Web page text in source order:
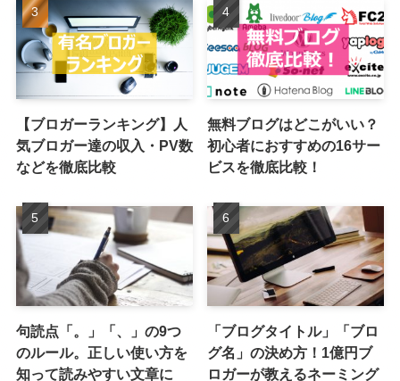
【ブロガーランキング】人
気ブロガー達の収入・PV数
などを徹底比較
無料ブログはどこがいい？
初心者におすすめの16サー
ビスを徹底比較！
句読点「。」「、」の9つ
のルール。正しい使い方を
知って読みやすい文章に
「ブログタイトル」「ブロ
グ名」の決め方！1億円ブ
ロガーが教えるネーミング